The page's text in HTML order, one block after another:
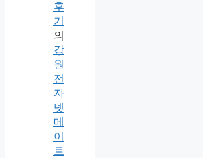
후
기
의
강
원
전
자
넷
메
이
트